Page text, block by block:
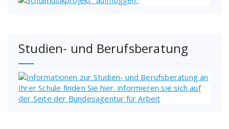
Studien- und Berufsberatung